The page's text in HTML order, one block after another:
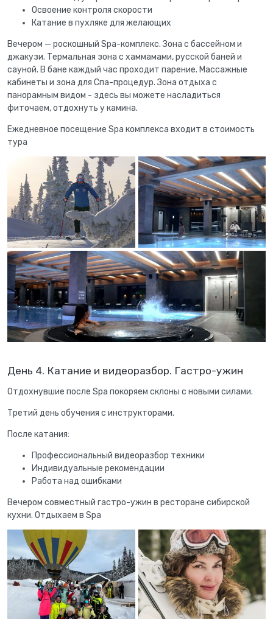
Освоение контроля скорости
Катание в пухляке для желающих
Вечером — роскошный Spa-комплекс. Зона с бассейном и
джакузи. Термальная зона с хаммамами, русской баней и
сауной. В бане каждый час проходит парение. Массажные
кабинеты и зона для Спа-процедур. Зона отдыха с
панорамным видом - здесь вы можете насладиться
фиточаем, отдохнуть у камина.
Ежедневное посещение Spa комплекса входит в стоимость
тура
День 4. Катание и видеоразбор. Гастро-ужин
Отдохнувшие после Spa покоряем склоны с новыми силами.
Третий день обучения с инструкторами.
После катания:
Профессиональный видеоразбор техники
Индивидуальные рекомендации
Работа над ошибками
Вечером совместный гастро-ужин в ресторане сибирской
кухни. Отдыхаем в Spa